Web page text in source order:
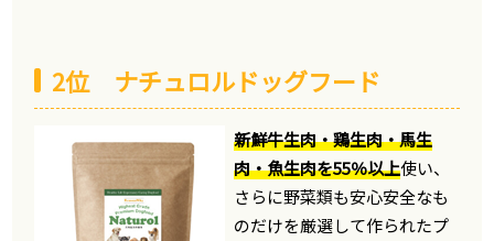
2位 ナチュロルドッグフード
新鮮牛生肉・鶏生肉・馬生
肉・魚生肉を55％以上使い、
さらに野菜類も安心安全なも
のだけを厳選して作られたプ